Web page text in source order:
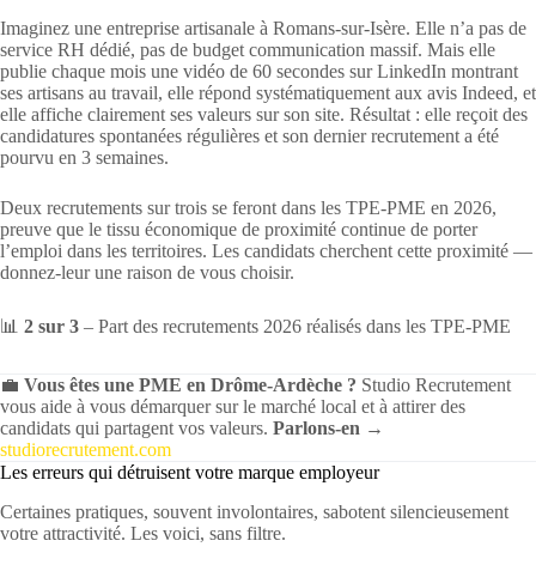
Imaginez une entreprise artisanale à Romans-sur-Isère. Elle n’a pas de
service RH dédié, pas de budget communication massif. Mais elle
publie chaque mois une vidéo de 60 secondes sur LinkedIn montrant
ses artisans au travail, elle répond systématiquement aux avis Indeed, et
elle affiche clairement ses valeurs sur son site. Résultat : elle reçoit des
candidatures spontanées régulières et son dernier recrutement a été
pourvu en 3 semaines.
Deux recrutements sur trois se feront dans les TPE-PME en 2026,
preuve que le tissu économique de proximité continue de porter
l’emploi dans les territoires. Les candidats cherchent cette proximité —
donnez-leur une raison de vous choisir.
📊 2 sur 3 – Part des recrutements 2026 réalisés dans les TPE-PME
💼 Vous êtes une PME en Drôme-Ardèche ? Studio Recrutement
vous aide à vous démarquer sur le marché local et à attirer des
candidats qui partagent vos valeurs. Parlons-en →
studiorecrutement.com
Les erreurs qui détruisent votre marque employeur
Certaines pratiques, souvent involontaires, sabotent silencieusement
votre attractivité. Les voici, sans filtre.